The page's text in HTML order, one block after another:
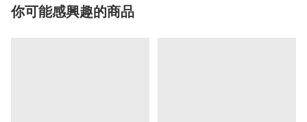
你可能感興趣的商品